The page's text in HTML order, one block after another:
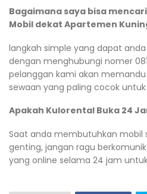
Bagaimana saya bisa
Mobil dekat Apartemen
langkah simple yang dapat
dengan menghubungi nomer
pelanggan kami akan
sewaan yang paling cocok
Apakah Kulorental Buka 24
Saat anda membutuhkan mobil
genting, jangan ragu
yang online selama 24 jam